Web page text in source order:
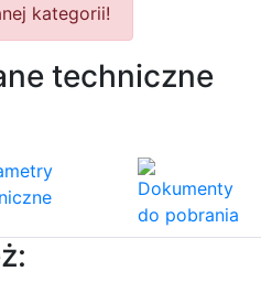
kategorii!
techniczne
Dokumenty
do pobrania